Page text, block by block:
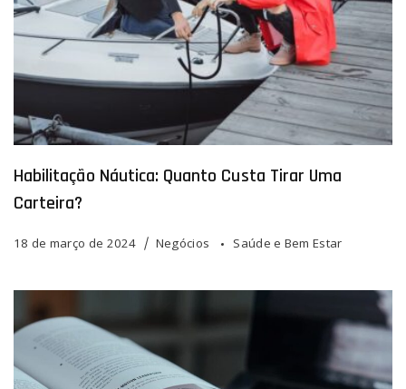
Habilitação Náutica: Quanto Custa Tirar Uma
Carteira?
18 de março de 2024 Negócios Saúde e Bem Estar